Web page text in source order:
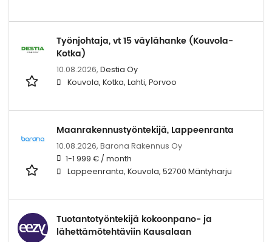
Työnjohtaja, vt 15 väylähanke (Kouvola-
Kotka)
10.08.2026, Destia Oy
Kouvola, Kotka, Lahti, Porvoo
Maanrakennustyöntekijä, Lappeenranta
10.08.2026, Barona Rakennus Oy
1-1 999 € / month
Lappeenranta, Kouvola, 52700 Mäntyharju
Tuotantotyöntekijä kokoonpano- ja
lähettämötehtäviin Kausalaan